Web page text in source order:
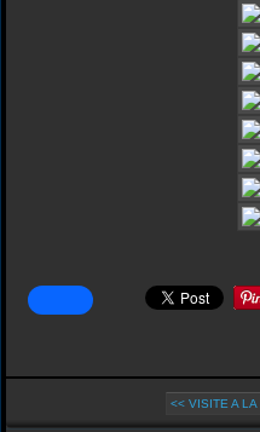
<< VISITE A LA